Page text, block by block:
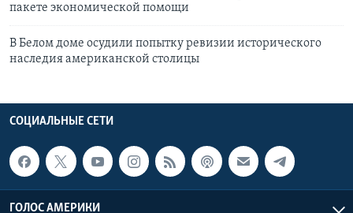
пакете экономической помощи
В Белом доме осудили попытку ревизии исторического
наследия американской столицы
СОЦИАЛЬНЫЕ СЕТИ
ГОЛОС АМЕРИКИ